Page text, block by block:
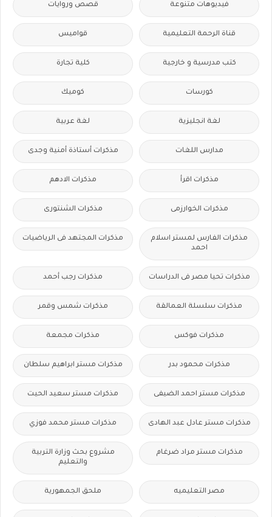
فيديوهات متنوعة قصص وروايات
قناة الرحمة التعليمية قواميس
كتب مدرسية و خارجية كلية تجارة
كورسات كوميك
لغة انجليزية لغة عربية
مدارس اللغات مذكرات أستاذة أمنية وجدى
مذكرات اقرأ مذكرات الادهم
مذكرات الخوارزمى مذكرات الشنتورى
مذكرات الفارس لمستر اسلام
احمد
مذكرات المجتهد فى الرياضيات
مذكرات تحيا مصر فى الدراسات مذكرات رجب أحمد
مذكرات سلسلة العمالقة مذكرات شمس وقمر
مذكرات فوكس مذكرات مجمعة
مذكرات محمود بدر مذكرات مستر ابراهيم سلطان
مذكرات مستر احمد الضيفى مذكرات مستر سعيد الحيت
مذكرات مستر عادل عبد الهادى مذكرات مستر محمد فوزي
مذكرات مستر مراد ضرغام
مشروع بحث وزارة التربية
والتعليم
مصر التعليميه ملحق الجمهورية